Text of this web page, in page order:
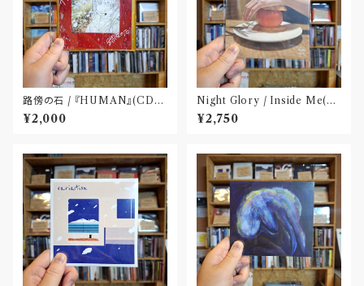
路傍の石 / 『HUMAN』(CD-
R)
¥2,000
Night Glory / Inside Me(C
D)〝名古屋〟
¥2,750